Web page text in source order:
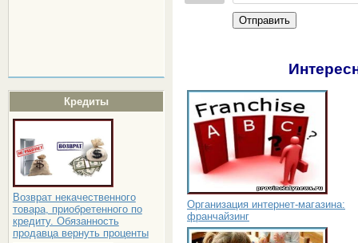
Кредиты
Возврат некачественного
товара, приобретенного по
кредиту. Обязанность
продавца вернуть проценты
Отправить
Организация интернет-магазина:
франчайзинг